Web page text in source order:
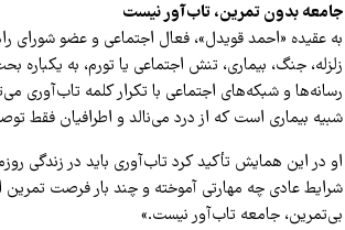
جامعه بدون تمرین، تاب‌آور نیست
به عقیده «احمد قویدل»، فعال اجتماعی و عضو
زلزله، جنگ، بیماری، تنش اجتماعی یا تورم، به
رسانه‌ها و شبکه‌های اجتماعی با تکرار کلمه تاب‌آوری
شبیه بیماری است که از درد می‌نالد و اطرافیان فقط
او در این همایش تأکید کرد تاب‌آوری باید در زندگی
شرایط عادی چه مهارتی آموخته و چند بار فرصت
بی‌تمرین، جامعه تاب‌آور نیست.»